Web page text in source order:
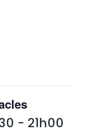
- 21h00